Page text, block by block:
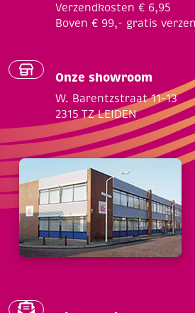
Verzendkosten € 6,95
Boven € 99,- gratis
Onze showroom
W. Barentzstraat 11-13
2315 TZ LEIDEN